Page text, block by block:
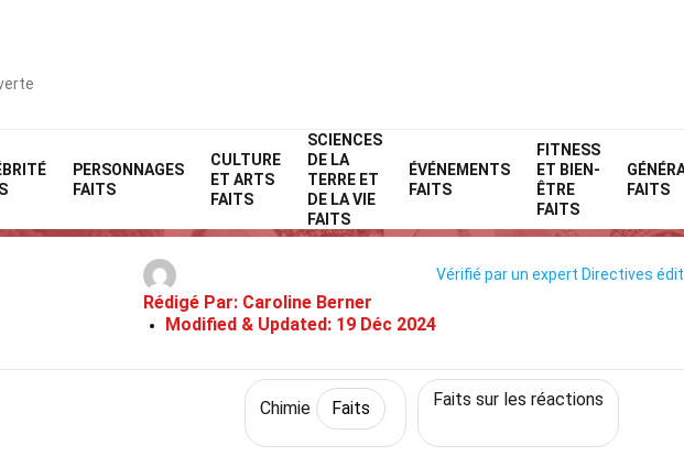
PERSONNAGES
FAITS
CULTURE
ET ARTS
FAITS
SCIENCES
DE LA
TERRE ET
DE LA VIE
FAITS
ÉVÉNEMENTS
FAITS
FITNESS
ET BIEN-
ÊTRE
FAITS
FAITS
Home Science Faits
26 Faits Sur Hydrolyse
Rédigé Par: Caroline Berner
Modified & Updated: 19 Déc 2024
Vérifié par un expert Directives
Chimie Faits Faits sur les réactions